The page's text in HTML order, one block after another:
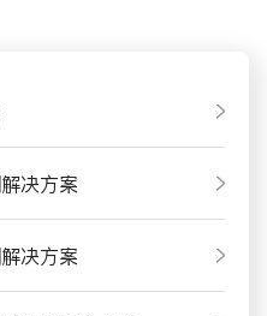
决方案
决方案